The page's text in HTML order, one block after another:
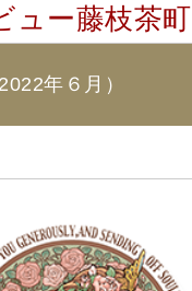
ュー藤枝茶町
年６月）